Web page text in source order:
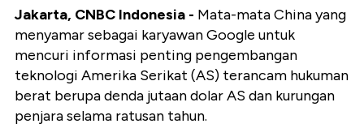
Jakarta, CNBC Indonesia - Mata-mata China yang
menyamar sebagai karyawan Google untuk
mencuri informasi penting pengembangan
teknologi Amerika Serikat (AS) terancam hukuman
berat berupa denda jutaan dolar AS dan kurungan
penjara selama ratusan tahun.